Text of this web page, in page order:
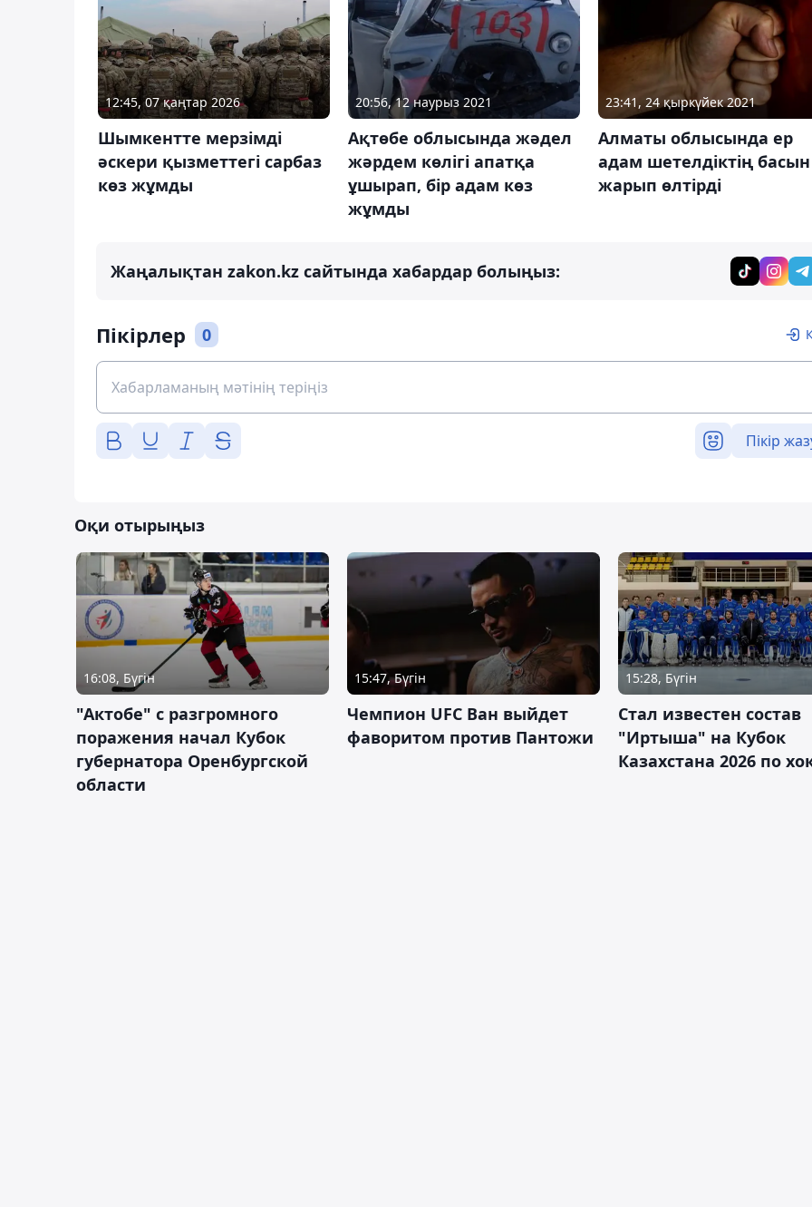
12:45, 07 қаңтар 2026
Шымкентте мерзімді
әскери қызметтегі сарбаз
көз жұмды
20:56, 12 наурыз 2021
Ақтөбе облысында жәдел
жәрдем көлігі апатқа
ұшырап, бір адам көз
жұмды
23:41, 24 қыркүйек 2021
Алматы облысында ер
адам шетелдіктің басын
жарып өлтірді
Жаңалықтан zakon.kz сайтында хабардар болыңыз:
Пікірлер 0
Пікір
Оқи отырыңыз
16:08, Бүгін
"Актобе" с разгромного
поражения начал Кубок
губернатора Оренбургской
области
15:47, Бүгін
Чемпион UFC Ван выйдет
фаворитом против Пантожи
15:28, Бүгін
Стал известен состав
"Иртыша" на Кубок
Казахстана 2026 по